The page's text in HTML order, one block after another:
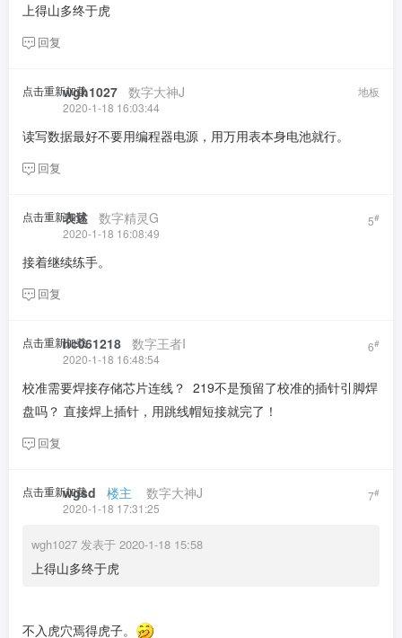
上得山多终于虎
回复
点击重新加载 地板
wgh1027 数字大神J
2020-1-18 16:03:44
读写数据最好不要用编程器电源，用万用表本身电池就行。
回复
点击重新加载 5#
表述 数字精灵G
2020-1-18 16:08:49
接着继续练手。
回复
点击重新加载 6#
hc061218 数字王者I
2020-1-18 16:48:54
校准需要焊接存储芯片连线？ 219不是预留了校准的插针引脚焊
盘吗？ 直接焊上插针，用跳线帽短接就完了！
回复
点击重新加载 7#
wgsd 楼主 数字大神J
2020-1-18 17:31:25
wgh1027 发表于 2020-1-18 15:58
上得山多终于虎
不入虎穴焉得虎子。